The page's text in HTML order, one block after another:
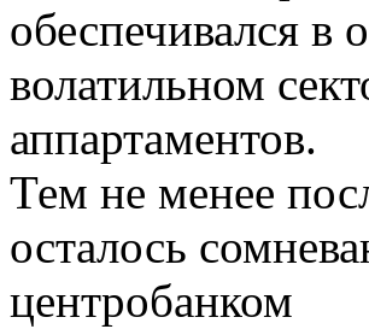
обеспечивался в
волатильном
аппартаментов.
Тем не менее
осталось
центробанком